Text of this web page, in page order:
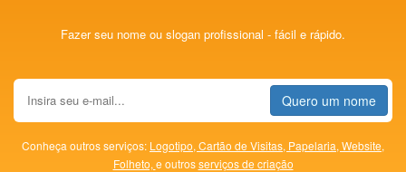
Fazer seu nome ou slogan profissional - fácil e rápido.
Quero um nome
Conheça outros serviços: Logotipo, Cartão de Visitas, Papelaria, Website,
Folheto, e outrosserviços de criação